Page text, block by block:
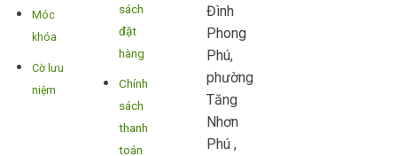
Móc
khóa
Cờ lưu
niệm
sách
đặt
hàng
Chính
sách
thanh
toán
Đình
Phong
Phú,
phường
Tăng
Nhơn
Phú ,